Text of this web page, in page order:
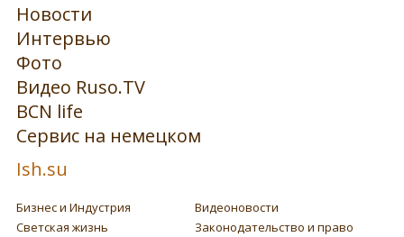
Новости
Интервью
Фото
Видео Ruso.TV
BCN life
Сервис на немецком
Ish.su
Бизнес и Индустрия
Видеоновости
Светская жизнь
Законодательство и право